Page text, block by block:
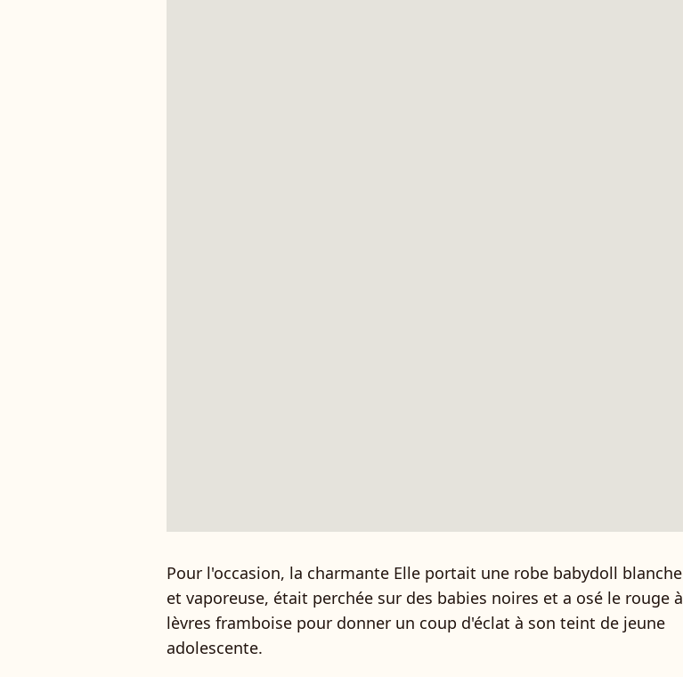
Pour l'occasion, la charmante Elle portait une robe babydoll blanche
et vaporeuse, était perchée sur des babies noires et a osé le rouge à
lèvres framboise pour donner un coup d'éclat à son teint de jeune
adolescente.